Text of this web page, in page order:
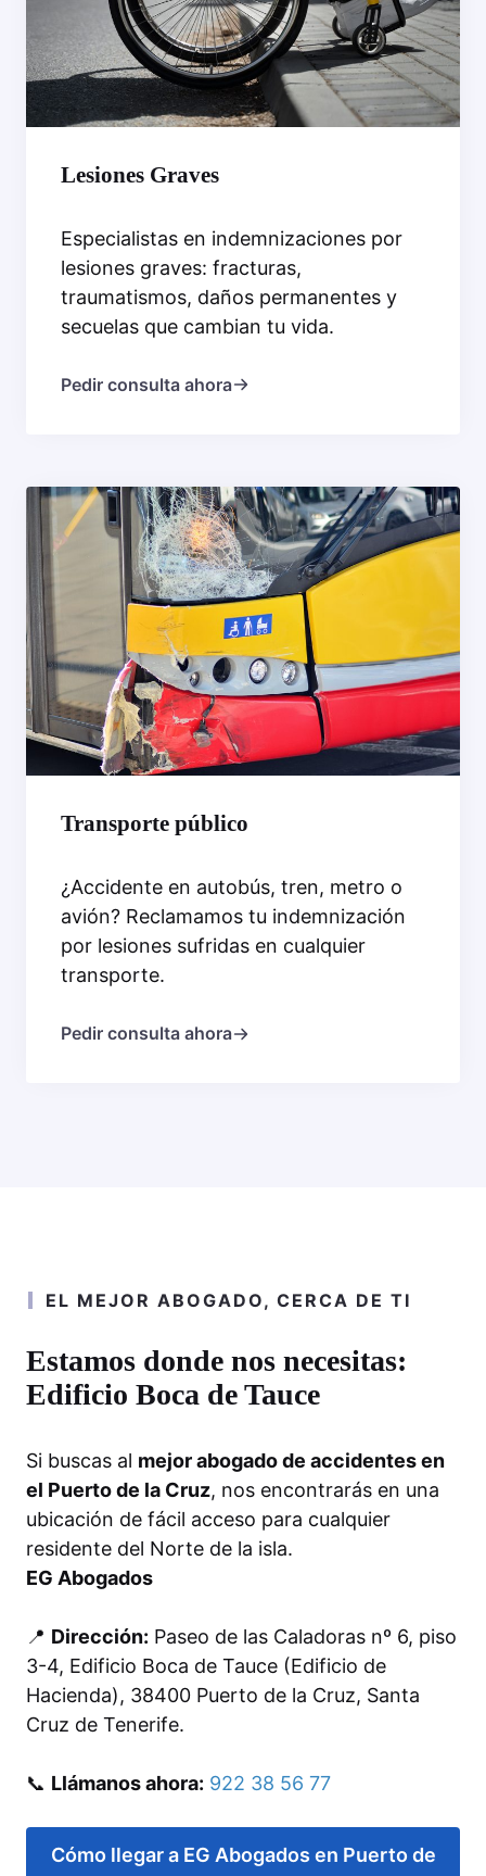
Lesiones Graves
Especialistas en indemnizaciones por
lesiones graves: fracturas,
traumatismos, daños permanentes y
secuelas que cambian tu vida.
Pedir consulta ahora
Transporte público
¿Accidente en autobús, tren, metro o
avión? Reclamamos tu indemnización
por lesiones sufridas en cualquier
transporte.
Pedir consulta ahora
EL MEJOR ABOGADO, CERCA DE TI
Estamos donde nos necesitas:
Edificio Boca de Tauce
Si buscas al mejor abogado de accidentes en
el Puerto de la Cruz, nos encontrarás en una
ubicación de fácil acceso para cualquier
residente del Norte de la isla.
EG Abogados
📍 Dirección: Paseo de las Caladoras nº 6, piso
3-4, Edificio Boca de Tauce (Edificio de
Hacienda), 38400 Puerto de la Cruz, Santa
Cruz de Tenerife.
📞 Llámanos ahora: 922 38 56 77
Cómo llegar a EG Abogados en Puerto de